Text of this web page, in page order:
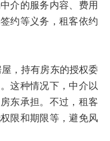
介的服务内容、费用
约等义务，租客依约
，持有房东的授权委
这种情况下，中介以
东承担。不过，租客
限和期限等，避免风